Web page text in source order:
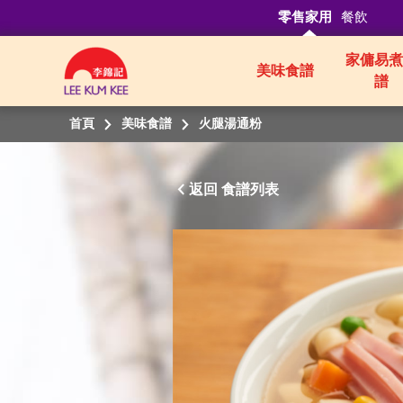
零售家用 餐飲
美味食譜
家傭易
譜
首頁 美味食譜 火腿湯通粉
返回